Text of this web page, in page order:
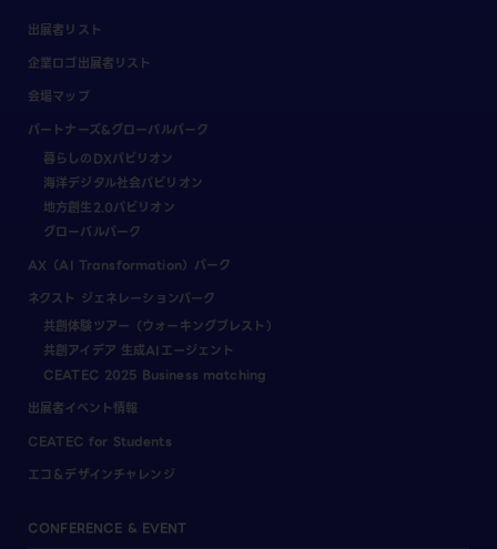
出展者リスト
企業ロゴ出展者リスト
会場マップ
パートナーズ&グローバルパーク
暮らしのDXパビリオン
海洋デジタル社会パビリオン
地方創生2.0パビリオン
グローバルパーク
AX（AI Transformation）パーク
ネクスト ジェネレーションパーク
共創体験ツアー（ウォーキングブレスト）
共創アイデア 生成AIエージェント
CEATEC 2025 Business matching
出展者イベント情報
CEATEC for Students
エコ＆デザインチャレンジ
CONFERENCE & EVENT